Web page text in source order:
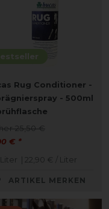
Rug Conditioner -
- 500ml
25,50 €
€ *
Liter | 22,90 € / Liter
ARTIKEL MERKEN